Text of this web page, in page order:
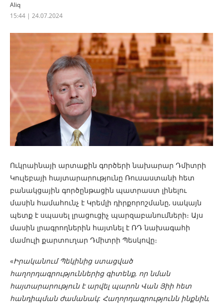
Aliq
15:44 | 24.07.2024
Ուկրաինայի արտաքին գործերի նախարար Դմիտրի
Կուլեբայի հայտարարությունը Ռուսաստանի հետ
բանակցային գործընթացին պատրաստ լինելու
մասին համահունչ է Կրեմլի դիրքորոշմանը, սակայն
պետք է սպասել լրացուցիչ պարզաբանումների։ Այս
մասին լրագրողներին հայտնել է ՌԴ նախագահի
մամուլի քարտուղար Դմիտրի Պեսկովը։
«Իրականում Պեկինից ստացված
հաղորդագրություններից գիտենք, որ նման
հայտարարություն է արվել պարոն Վան Յիի հետ
հանդիպման ժամանակ: Հաղորդագրությունն ինքնին,